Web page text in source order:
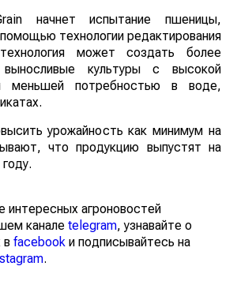
начнет испытание пшеницы,
технологии редактирования
может создать более
культуры с высокой
меньшей потребностью в воде,
урожайность как минимум на
что продукцию выпустят на
агроновостей
канале telegram, узнавайте о
в facebook и подписывайтесь на
.